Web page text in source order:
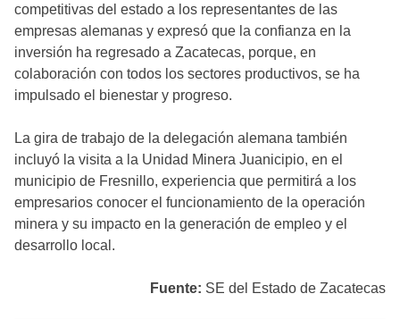
competitivas del estado a los representantes de las
empresas alemanas y expresó que la confianza en la
inversión ha regresado a Zacatecas, porque, en
colaboración con todos los sectores productivos, se ha
impulsado el bienestar y progreso.
La gira de trabajo de la delegación alemana también
incluyó la visita a la Unidad Minera Juanicipio, en el
municipio de Fresnillo, experiencia que permitirá a los
empresarios conocer el funcionamiento de la operación
minera y su impacto en la generación de empleo y el
desarrollo local.
Fuente: SE del Estado de Zacatecas